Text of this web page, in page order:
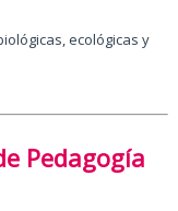
ecológicas y
Pedagogía